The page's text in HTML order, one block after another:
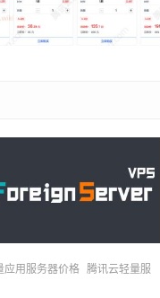
应用服务器价格 腾讯云轻量服